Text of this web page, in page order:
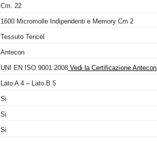
Cm. 22
1600 Micromolle Indipendenti e Memory Cm 2
Tessuto Tencel
Antecon
UNI EN ISO9001:2008Vedi la Certificazione Antecon
Lato A 4 – Lato B 5
Si
Si
Si